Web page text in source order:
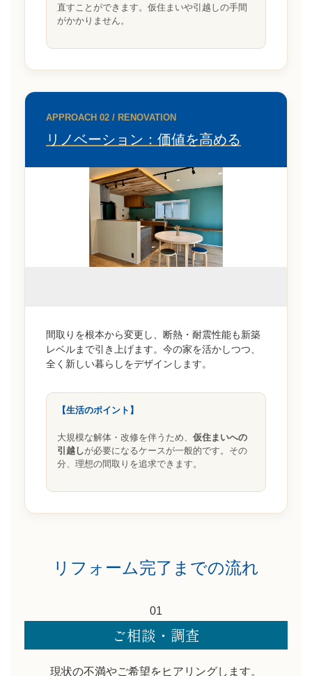
直すことができます。仮住まいや引越しの手間
がかかりません。
APPROACH 02 / RENOVATION
リノベーション：価値を高める
間取りを根本から変更し、断熱・耐震性能も新築
レベルまで引き上げます。今の家を活かしつつ、
全く新しい暮らしをデザインします。
【生活のポイント】
大規模な解体・改修を伴うため、 仮住まいへの
引越しが必要になるケースが一般的です。その
分、理想の間取りを追求できます。
リフォーム完了までの流れ
01
ご相談・調査
現状の不満やご希望をヒアリングします。